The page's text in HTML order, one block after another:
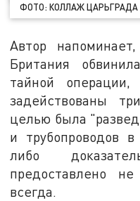
ФОТО: КОЛЛАЖ ЦАРЬГРАДА
Автор
Британия
тайной
задействованы
целью была
и трубопроводов
либо
предоставлено
всегда.